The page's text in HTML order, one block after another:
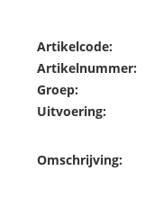
Artikelcode:
Artikelnummer:
Groep:
Uitvoering:
Omschrijving: